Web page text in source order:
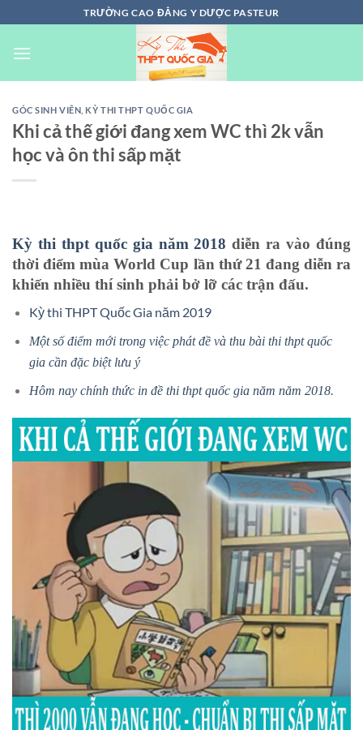
đến
nội
TRƯỜNG CAO ĐẲNG Y DƯỢC PASTEUR
GÓC SINH VIÊN KỲ THI THPT QUỐC GIA
Khi cả thế giới đang xem WC thì 2k vẫn
học và ôn thi sấp mặt
Kỳ thi thpt quốc gia năm 2018 diễn ra vào đúng
thời điểm mùa World Cup lần thứ 21 đang diễn ra
khiến nhiều thí sinh phải bở lỡ các trận đấu.
Kỳ thi THPT Quốc Gia năm 2019
Một số điểm mới trong việc phát đề và thu bài thi thpt quốc
gia cần đặc biệt lưu ý
Hôm nay chính thức in đề thi thpt quốc gia năm năm 2018.